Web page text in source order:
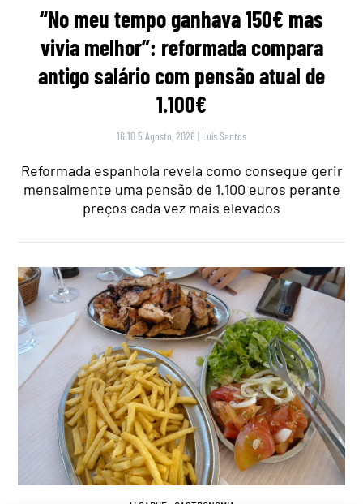
“No meu tempo ganhava 150€ mas
vivia melhor”: reformada compara
antigo salário com pensão atual de
1.100€
16:10 5 Agosto, 2026 | Luís Santos
Reformada espanhola revela como consegue gerir
mensalmente uma pensão de 1.100 euros perante
preços cada vez mais elevados